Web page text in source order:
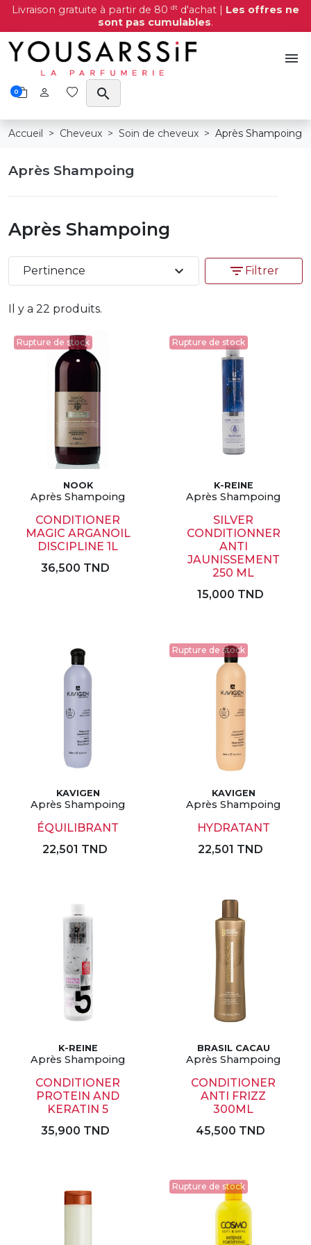
Livraison gratuite à partir de 80 dt d'achat | Les offres ne
sont pas cumulables.
menu
0 search
Accueil Cheveux Soin de cheveux Après Shampoing
Après Shampoing
Après Shampoing
Il y a 22 produits.
Pertinence expand_more filter_list Filtrer
Rupture de stock
NOOK
Après Shampoing
CONDITIONER
MAGIC ARGANOIL
DISCIPLINE 1L
36,500 TND
Rupture de stock
K-REINE
Après Shampoing
SILVER
CONDITIONNER
ANTI
JAUNISSEMENT
250 ML
15,000 TND
KAVIGEN
Après Shampoing
ÉQUILIBRANT
22,501 TND
Rupture de stock
KAVIGEN
Après Shampoing
HYDRATANT
22,501 TND
K-REINE
Après Shampoing
CONDITIONER
PROTEIN AND
KERATIN 5
35,900 TND
BRASIL CACAU
Après Shampoing
CONDITIONER
ANTI FRIZZ
300ML
45,500 TND
Rupture de stock